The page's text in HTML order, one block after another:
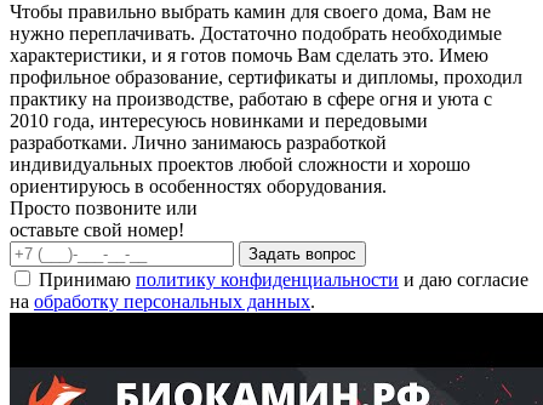
Чтобы правильно выбрать камин для своего дома, Вам не
нужно переплачивать. Достаточно подобрать необходимые
характеристики, и я готов помочь Вам сделать это. Имею
профильное образование, сертификаты и дипломы, проходил
практику на производстве, работаю в сфере огня и уюта с
2010 года, интересуюсь новинками и передовыми
разработками. Лично занимаюсь разработкой
индивидуальных проектов любой сложности и хорошо
ориентируюсь в особенностях оборудования.
Просто позвоните или
оставьте свой номер!
Задать вопрос
Принимаю политику конфиденциальности и даю согласие
на обработку персональных данных.